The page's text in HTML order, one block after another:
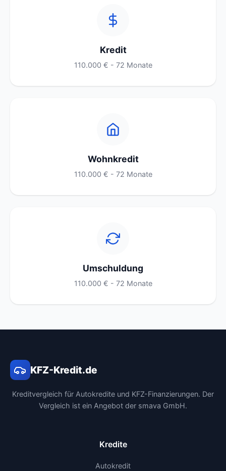
Kredit
110.000 € - 72 Monate
Wohnkredit
110.000 € - 72 Monate
Umschuldung
110.000 € - 72 Monate
KFZ-Kredit.de
Kreditvergleich für Autokredite und KFZ-Finanzierungen. Der
Vergleich ist ein Angebot der smava GmbH.
Kredite
Autokredit